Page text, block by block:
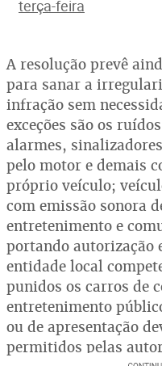
terça-feira
A resolução prevê
para sanar a
infração sem
exceções são os
alarmes,
pelo motor e demais
próprio veículo;
com emissão sonora
entretenimento e
portando autorização
entidade local
punidos os carros de
entretenimento
ou de apresentação
permitidos pelas